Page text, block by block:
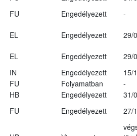
FU Engedélyezett
-
EL Engedélyezett
29/
EL Engedélyezett
29/
IN Engedélyezett
15/
FU Folyamatban
-
HB Engedélyezett
31/
FU Engedélyezett 27/